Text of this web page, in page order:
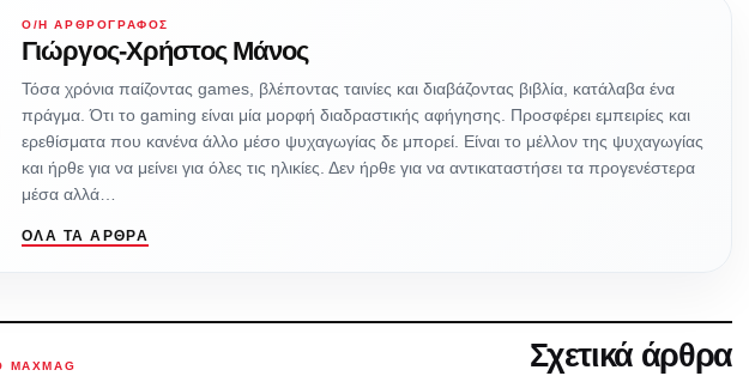
Ο/Η ΑΡΘΡΟΓΡΆΦΟΣ
Γιώργος-Χρήστος Μάνος
Τόσα χρόνια παίζοντας games, βλέποντας ταινίες και διαβάζοντας βιβλία, κατάλαβα ένα
πράγμα. Ότι το gaming είναι μία μορφή διαδραστικής αφήγησης. Προσφέρει εμπειρίες και
ερεθίσματα που κανένα άλλο μέσο ψυχαγωγίας δε μπορεί. Είναι το μέλλον της ψυχαγωγίας
και ήρθε για να μείνει για όλες τις ηλικίες. Δεν ήρθε για να αντικαταστήσει τα προγενέστερα
μέσα αλλά…
ΌΛΑ ΤΑ ΆΡΘΡΑ
Σχετικά άρθρα